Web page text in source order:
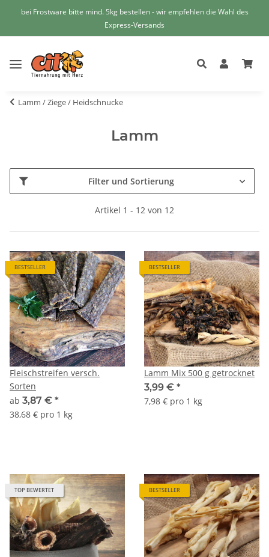
bei Frostware bitte mind. 5kg bestellen - wir empfehlen die Wahl des
Express-Versands
Lamm / Ziege / Heidschnucke
Lamm
Filter und Sortierung
Artikel 1 - 12 von 12
BESTSELLER
Fleischstreifen versch.
Sorten
ab 3,87 € *
38,68 € pro 1 kg
BESTSELLER
Lamm Mix 500 g getrocknet
3,99 € *
7,98 € pro 1 kg
TOP BEWERTET BESTSELLER